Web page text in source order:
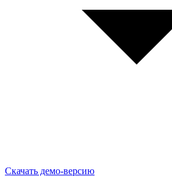
Скачать демо-версию